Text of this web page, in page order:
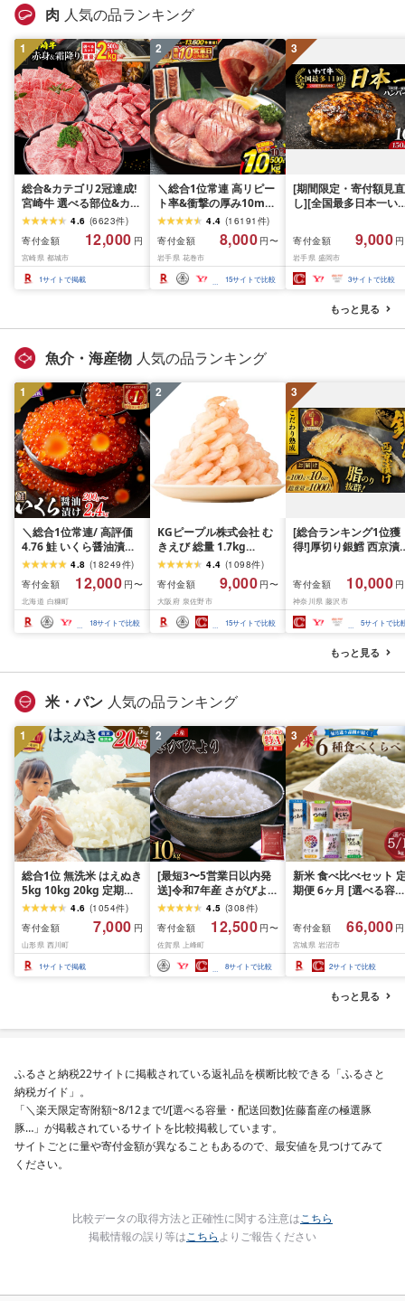
肉 人気の品ランキング
1
総合&カテゴリ2冠達成!
宮崎牛 選べる部位&カッ
ト (赤身&霜降り)or(赤身
のみ) 500g 1kg 2kg[発
送時期が選べる] 牛肉 焼
肉 すき焼き しゃぶしゃ
ぶ ステーキ ギフト お中
4.6 (6623件)
寄付金額
12,000 円
宮崎県 都城市
1サイトで掲載
2
＼総合1位常連 高リピー
ト率&衝撃の厚み10mm
厚切り牛タン 塩味/ ≪ス
ピード発送!!10営業日以
内発送≫ 選べる内容量
500g / 1kg 定期便 毎月
届く 牛肉 肉 BBQ ふるさ
と 人気 ランキング 岩手
4.4 (16191 件)
寄付金額
8,000 円〜
岩手県 花巻市
15サイトで比較
3
[期間限定・寄付額見直
し][全国最多日本一い
1.5kg(150g×10個) い
て牛 × 岩中豚 ハンバー
グ 合挽き 合い挽き 黒
和牛 人気 冷凍 個包装
分け 冷凍 牛肉 豚肉 和
ビーフ ポーク はんば
ぐ 挽肉 お肉 ミンチ 肉
お弁当 hannba-gu ラ
寄付金額 9,000
岩手県 盛岡市
3サイトで比較
もっと見る
魚介・海産物 人気の品ランキング
1
＼総合1位常連/ 高評価
4.76 鮭 いくら醤油漬け
ふるさと納税 いくら
200g / 400g / 800g /
1.6kg / 2.4kg 200g パッ
ク[選べる容量] 醤油漬け
海鮮 イクラ 小分け ふる
さと ランキング 人気 ギ
4.8 (18249件)
寄付金額
12,000 円〜
北海道 白糠町
18サイトで比較
2
KGピープル株式会社 む
きえび 総量 1.7kg
(850g×2P) 特大 5Lサイ
ズ バナメイエビ バラ凍
結 下処理不要 サイズ不
揃い 訳あり
4.4 (1098件)
寄付金額
9,000 円〜
大阪府 泉佐野市
15サイトで比較
3
[総合ランキング1位獲
得!]厚切り銀鱈 西京漬
約 1,000g (約 100g ×
切) 西京味噌 西京みそ
噌漬け みそ 味噌 鮮魚
介 銀だら 銀ダラ ギン
ラ ぎんだら 鱈 タラ 魚
西京焼き 西京漬 西京
き 冷凍 厳選 鮮魚 漬け
漬魚 新鮮 小分け 人気
南 藤沢
寄付金額 10,000
神奈川県 藤沢市
5サイトで比
もっと見る
米・パン 人気の品ランキング
1
総合1位 無洗米 はえぬき
5kg 10kg 20kg 定期便
も選べる レビュー高評
価 山形県産 令和7年産
選べる内容量 発送時期
定期便 3ヶ月 6ヶ月 3回
6回 3か月 6か月 ランキ
4.6 (1054件)
寄付金額
7,000 円
山形県 西川町
1サイトで掲載
2
[最短3〜5営業日以内発
送]令和7年産 さがびより
佐賀県産(精米)10kg
4.5 (308件)
寄付金額
12,500 円〜
佐賀県 上峰町
8サイトで比較
3
新米 食べ比べセット
期便 6ヶ月 [選べる容
ん つきあかり つや姫
じのきらめき だて正夢
ひとめぼれ ササニシキ
セット 銘柄米 味比べ
リエーション お楽しみ
食味 毎日の食卓 毎月
わる 色々試せる 志賀
寄付金額 66,000
宮城県 岩沼市
2サイトで比較
もっと見る
ふるさと納税22サイトに掲載されている返礼品を横断比較できる「ふるさと
納税ガイド」。
「＼楽天限定寄附額~8/12まで!/[選べる容量・配送回数]佐藤畜産の極選豚
豚…」が掲載されているサイトを比較掲載しています。
サイトごとに量や寄付金額が異なることもあるので、最安値を見つけてみて
ください。
比較データの取得方法と正確性に関する注意はこちら
掲載情報の誤り等はこちらよりご報告ください